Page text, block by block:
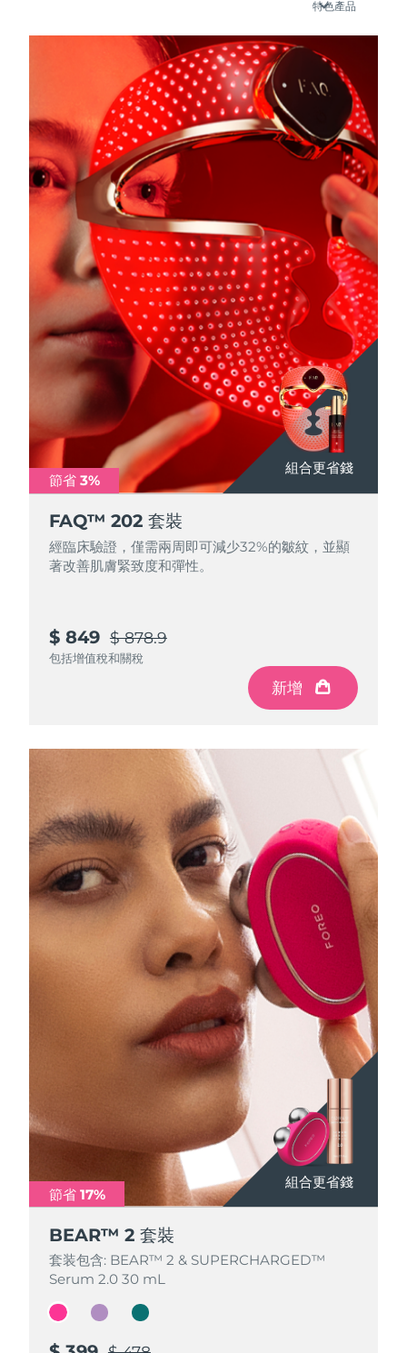
特色產品
組合更省錢
節省 3%
FAQ™ 202 套裝
經臨床驗證，僅需兩周即可減少32%的皺紋，並顯
著改善肌膚緊致度和彈性。
$ 849 $ 878.9
包括增值稅和關稅
新增
組合更省錢
節省 17%
BEAR™ 2 套裝
套装包含: BEAR™ 2 & SUPERCHARGED™
Serum 2.0 30 mL
組合更省錢
節省 17%
BEAR™ 2 套裝
套装包含: BEAR™ 2 & SUPERCHARGED™
Serum 2.0 30 mL
組合更省錢
節省 17%
BEAR™ 2 套裝
套装包含: BEAR™ 2 & SUPERCHARGED™
Serum 2.0 30 mL
LUNA™ 4 Men
For men, anti-aging massage
LUNA™ 4 mini
For young skin, T-zone
LUNA™ 4 go
For travel or gym bag
LUNA™護膚
Premium cleansers & balm
LUNA™ 設備
All facial cleansing devices
BEAR™ 2 eyes & lips
Microcurrent line smoothing device
面部提拉護理
Premium anti-aging skincare
BEAR™ 設備
All premium facelift devices
UFO™ 3 LED
Near-infrared and red light therapy
device
UFO™ 3 mini
Red light therapy device for young skin
UFO™ 3 go
Portable red light therapy
面膜
Rejuvenation & hydration
UFO™ 設備
All deep facial hydration devices
issa™ 4 plus
Smart hybrid silicone sonic toothbrush
issa™ 4 smile
Hybrid silicone sonic toothbrush
issa™ 4 baby
For ages 0-3
issa™ Teeth Whitening Set
Dual LED + sonic device & 18% PAP gel
ISSA™ 設備
All silicone sonic toothbrushes
FAQ™ 101
Clinical anti-aging
FAQ™ 102
Advanced clinical anti-aging
FAQ™ 103
Luxurious clinical anti-aging set
FAQ™ P1 Primer
Manuka honey primer
All FAQ™ skincare
LED 護理
NEW
FAQ™ 201
LED mask
FAQ™ 202
LED mask
FAQ™ 211
Anti-aging neck & décolleté LED mask
FAQ™ 221
Anti-aging LED hand mask
All FAQ™ skincare
生髮
FAQ™ 301
LED hair strengthening scalp massager
FAQ™ Scalp Serum
Scalp recovery probiotic serum
FAQ™護膚品
All FAQ™ skincare
FAQ™產品
All hair treatments
NEW
FAQ™ 501
Full-Spectrum Red Light Therapy
FAQ™ 502
Full-Spectrum Red Light Therapy
FAQ™ Red Light Serum
FAQ™ skincare
All FAQ™ skincare
All toning treatments
保健品
NEW
專業治療
脫毛
PEACH™ 2 Pro Max
Professional IPL hair removal device
IPL hair removal
PEACH™ Cooling Prep Gel
Cooling IPL hair removal gel
身體護理
BEAR™ 2 body
Microcurrent body toning
Massaging body brush
SUPERCHARGED™ serum
ESPADA™ 2 plus
Recurring acne LED therapy
ESPADA™ Blemish Solution
Concentrated acne gel
ESPADA™ 設備
All acne treatment devices
BEAR™ 2 eyes & lips
Microcurrent line smoothing device
眼部護膚
Advanced eye care treatment
眼部護理設備
All revitalizing eye massagers
Diamond microdermabrasion .
KIWI™
Blackhead remover
KIWI™ 皮肤护理
Advanced pore care essentials
2-in-1 LED scalp massager
FLIP™ play advanced
LED light hairbrush
LUNA™ Dual-Peptide Scalp
Serum
For healthy hair
牙齒美白
NEW
issa™ Teeth Whitening Set
Dual LED + sonic device & 18% PAP gel
issa™ Teeth Whitening Gel
18% PAP
更多的
男士
關於我們
09/08/2026
預計送達日期13/08/2026
預計送達日期13/08/2026
中國 預計送達日期09/08/2026
哥倫比亞 13/08/2026
克羅埃西亞 預計送達日期 09/08/2026
賽普勒斯 預計送達日期10/08/2026
捷克 預計送達日期09/08/2026
丹麥 預計送達日期09/08/2026
愛沙尼亞 預計送達日期09/08/2026
芬蘭 預計送達日期09/08/2026
法國 預計送達日期 09/08/2026
法屬玻里尼西亞
德國
希臘
預計送達日期 10/08/2026
印尼 預計送達日期07/08/2026
愛爾蘭 預計送達日期09/08/2026
曼島 預計送達日期11/08/2026
以色列 預計送達日期 13/08/2026
預計送達日期09/08/2026
預計送達日期 12/08/2026
預計送達日期 14/08/2026
哈薩克 預計送達日期11/08/2026
預計送達日期09/08/2026
拉脫維亞 預計送達日期09/08/2026
黎巴嫩
立陶宛